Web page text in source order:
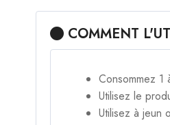
COMMENT
Consommez 1
Utilisez le
Utilisez à jeun